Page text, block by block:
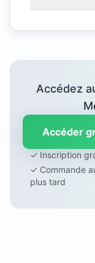
Accédez
Accéder
✓ Inscription
✓ Commande
plus tard